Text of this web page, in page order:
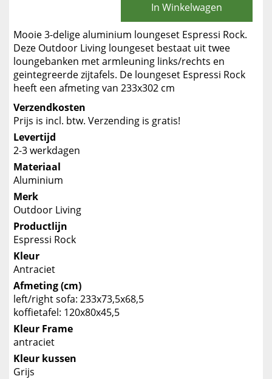
In Winkelwagen
Mooie 3-delige aluminium loungeset Espressi Rock.
Deze Outdoor Living loungeset bestaat uit twee
loungebanken met armleuning links/rechts en
geintegreerde zijtafels. De loungeset Espressi Rock
heeft een afmeting van 233x302 cm
Verzendkosten
Prijs is incl. btw. Verzending is gratis!
Levertijd
2-3 werkdagen
Materiaal
Aluminium
Merk
Outdoor Living
Productlijn
Espressi Rock
Kleur
Antraciet
Afmeting (cm)
left/right sofa: 233x73,5x68,5
koffietafel: 120x80x45,5
Kleur Frame
antraciet
Kleur kussen
Grijs